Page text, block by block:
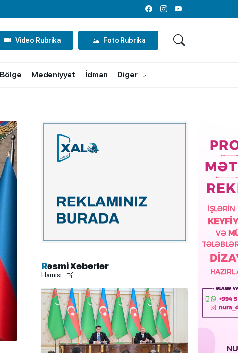
FacebookInstagramYoutube
Video Rubrika Foto Rubrika
Bölgə Mədəniyyət İdman Digər
Rəsmi Xəbərlər
Hamısı